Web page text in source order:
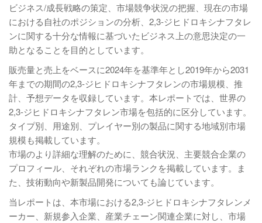
ビジネス/成長戦略の策定、市場競争状況の把握、現在の市場
における自社のポジションの分析、2,3-ジヒドロキシナフタレ
ンに関する十分な情報に基づいたビジネス上の意思決定の一
助となることを目的としています。
販売量と売上をベースに2024年を基準年とし2019年から2031
年までの期間の2,3-ジヒドロキシナフタレンの市場規模、推
計、予想データを収録しています。本レポートでは、世界の
2,3-ジヒドロキシナフタレン市場を包括的に区分しています。
タイプ別、用途別、プレイヤー別の製品に関する地域別市場
規模も掲載しています。
市場のより詳細な理解のために、競合状況、主要競合企業の
プロフィール、それぞれの市場ランクを掲載しています。ま
た、技術動向や新製品開発についても論じています。
当レポートは、本市場における2,3-ジヒドロキシナフタレンメ
ーカー、新規参入企業、産業チェーン関連企業に対し、市場